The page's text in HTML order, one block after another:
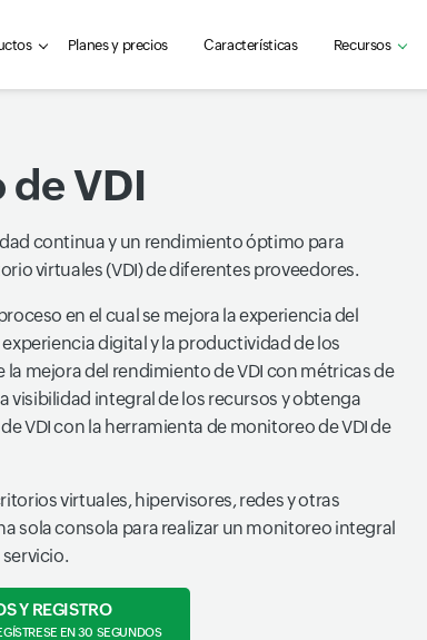
Planes y precios Características Recursos
VDI
continua y un rendimiento óptimo para
virtuales (VDI) de diferentes proveedores.
en el cual se mejora la experiencia del
digital y la productividad de los
mejora del rendimiento de VDI con métricas de
visibilidad integral de los recursos y obtenga
VDI con la herramienta de monitoreo de VDI de
virtuales, hipervisores, redes y otras
sola consola para realizar un monitoreo integral
Y REGISTRO
EN 30 SEGUNDOS